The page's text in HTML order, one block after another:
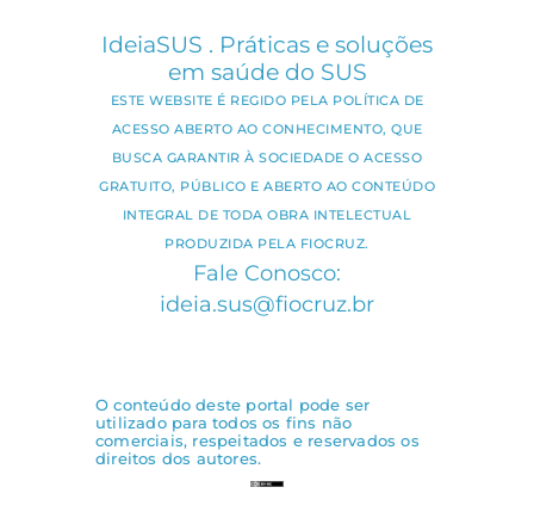
IdeiaSUS . Práticas e soluções
em saúde do SUS
ESTE WEBSITE É REGIDO PELA POLÍTICA DE
ACESSO ABERTO AO CONHECIMENTO, QUE
BUSCA GARANTIR À SOCIEDADE O ACESSO
GRATUITO, PÚBLICO E ABERTO AO CONTEÚDO
INTEGRAL DE TODA OBRA INTELECTUAL
PRODUZIDA PELA FIOCRUZ.
Fale Conosco:
ideia.sus@fiocruz.br
O conteúdo deste portal pode ser
utilizado para todos os fins não
comerciais, respeitados e reservados os
direitos dos autores.